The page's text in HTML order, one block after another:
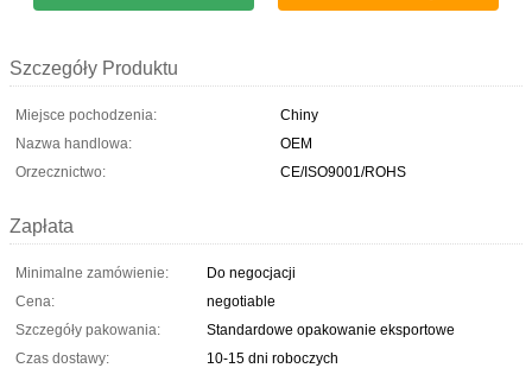
Szczegóły Produktu
Miejsce pochodzenia:
Chiny
Nazwa handlowa:
OEM
Orzecznictwo:
CE/ISO9001/ROHS
Zapłata
Minimalne zamówienie:
Do negocjacji
Cena:
negotiable
Szczegóły pakowania:
Standardowe opakowanie eksportowe
Czas dostawy:
10-15 dni roboczych